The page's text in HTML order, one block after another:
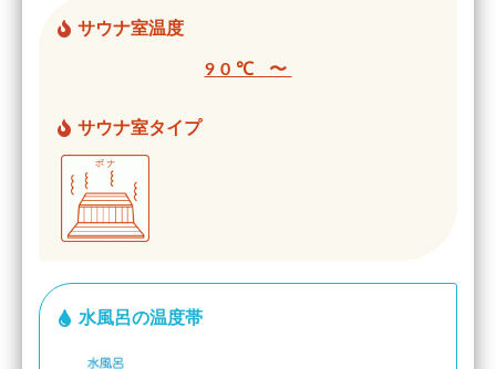
サウナ室温度
90℃ 〜
サウナ室タイプ
水風呂の温度帯